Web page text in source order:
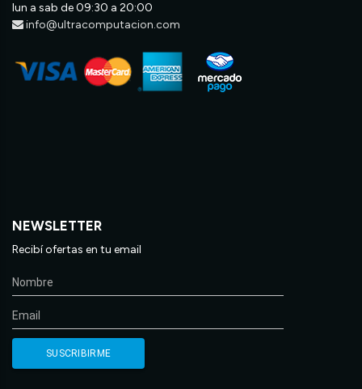
lun a sab de 09:30 a 20:00
info@ultracomputacion.com
NEWSLETTER
Recibí ofertas en tu email